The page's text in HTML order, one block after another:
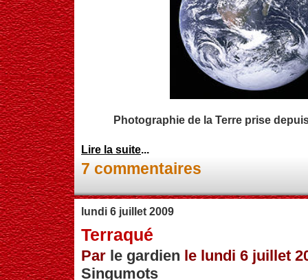
Photographie de la Terre prise
Lire la suite...
7 commentaires
lundi 6 juillet 2009
Terraqué
Par le gardien le lundi 6 juillet
Singumots